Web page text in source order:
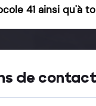
41 ainsi qu'à
de